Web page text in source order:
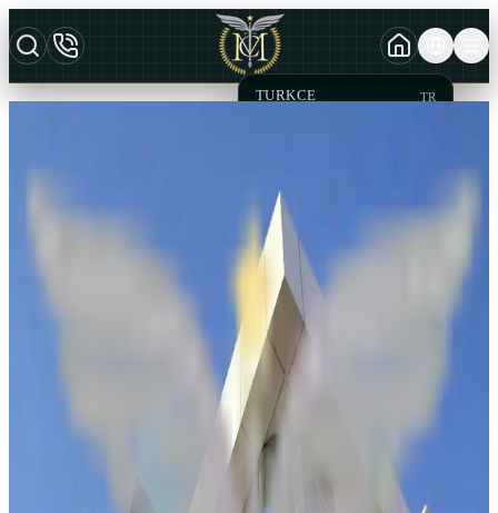
TURKCE TR
Tələb, Təklif, Şikayət və Digər mövzularda bu forma vasitəsilə
bizimlə birbaşa əlaqə qura bilərsiniz.
Telefon
Digər